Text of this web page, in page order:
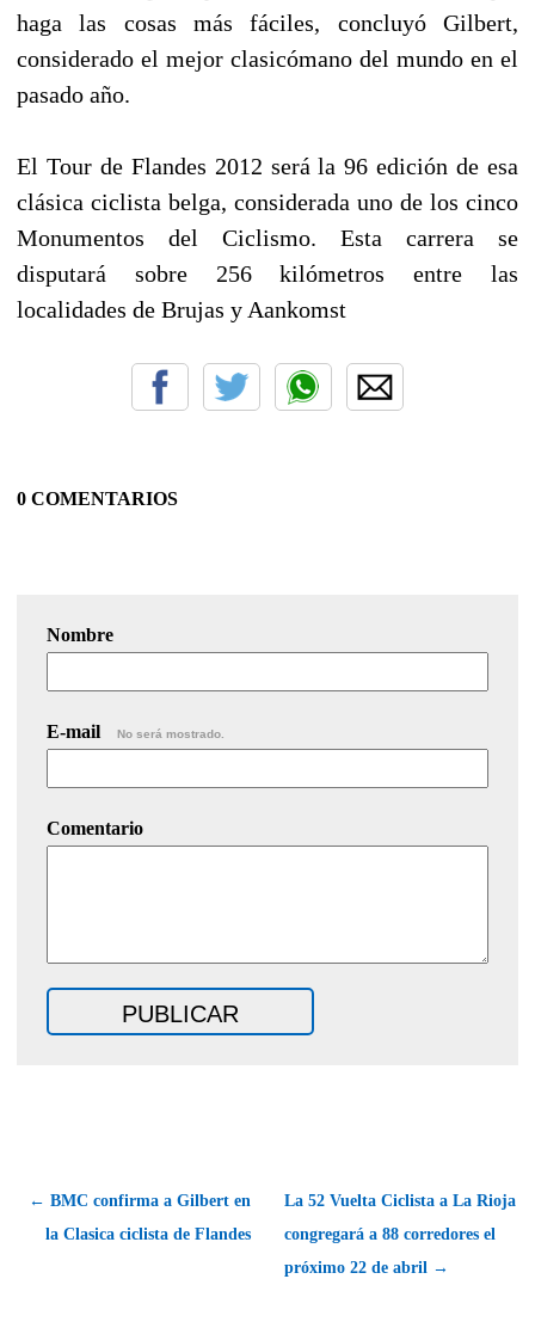
haga las cosas más fáciles, concluyó Gilbert,
considerado el mejor clasicómano del mundo en el
pasado año.
El Tour de Flandes 2012 será la 96 edición de esa
clásica ciclista belga, considerada uno de los cinco
Monumentos del Ciclismo. Esta carrera se
disputará sobre 256 kilómetros entre las
localidades de Brujas y Aankomst
0 COMENTARIOS
Nombre
E-mail No será mostrado.
Comentario
← BMC confirma a Gilbert en
la Clasica ciclista de Flandes
La 52 Vuelta Ciclista a La Rioja
congregará a 88 corredores el
próximo 22 de abril →